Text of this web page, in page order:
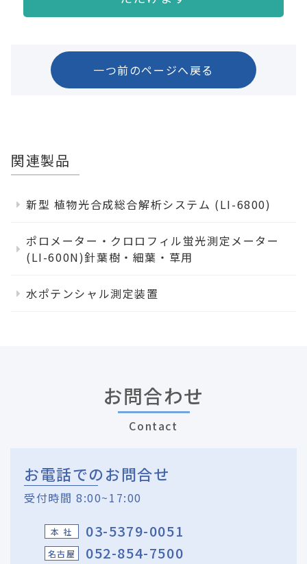
一つ前のページへ戻る
関連製品
新型 植物光合成総合解析システム (LI-6800)
ポロメーター・クロロフィル蛍光測定メーター
(LI-600N)針葉樹・細葉・草用
水ポテンシャル測定装置
お問合わせ
Contact
お電話でのお問合せ
受付時間 8:00~17:00
本 社 03-5379-0051
名古屋 052-854-7500